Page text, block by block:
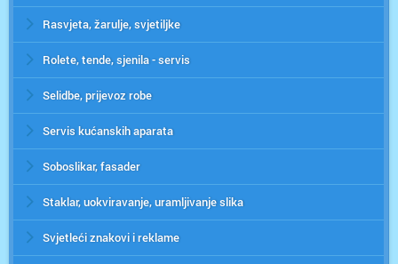
Rasvjeta, žarulje, svjetiljke
Rolete, tende, sjenila - servis
Selidbe, prijevoz robe
Servis kućanskih aparata
Soboslikar, fasader
Staklar, uokviravanje, uramljivanje slika
Svjetleći znakovi i reklame